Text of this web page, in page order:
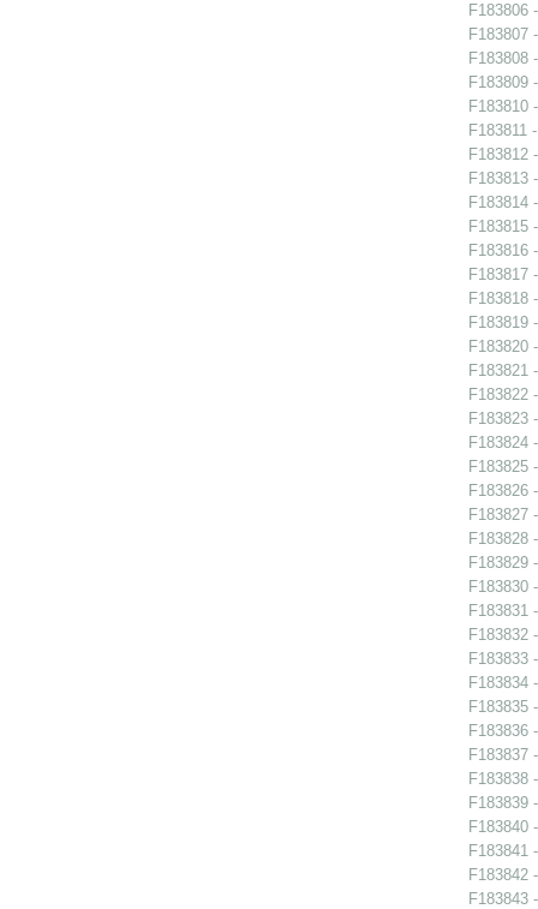
F183806
F183807
F183808
F183809
F183810
F183811
F183812
F183813
F183814
F183815
F183816
F183817
F183818
F183819
F183820
F183821
F183822
F183823
F183824
F183825
F183826
F183827
F183828
F183829
F183830
F183831
F183832
F183833
F183834
F183835
F183836
F183837
F183838
F183839
F183840
F183841
F183842
F183843